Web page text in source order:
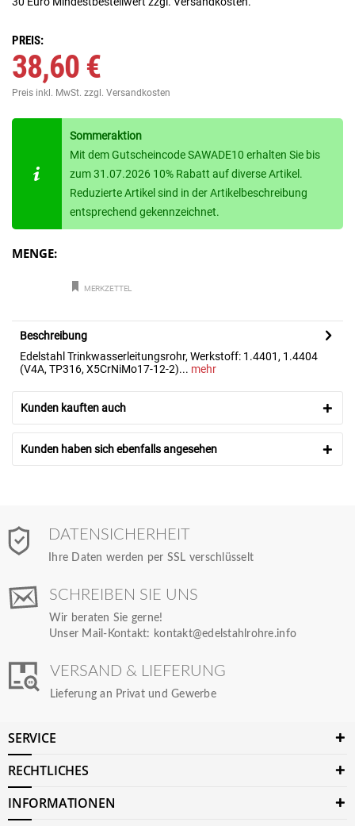
PREIS:
38,60 €
Preis inkl. MwSt. zzgl. Versandkosten
Sommeraktion
Mit dem Gutscheincode SAWADE10 erhalten Sie bis
zum 31.07.2026 10% Rabatt auf diverse Artikel.
Reduzierte Artikel sind in der Artikelbeschreibung
entsprechend gekennzeichnet.
MENGE:
MERKZETTEL
Beschreibung
Edelstahl Trinkwasserleitungsrohr, Werkstoff: 1.4401, 1.4404
(V4A, TP316, X5CrNiMo17-12-2)... mehr
Kunden kauften auch
Kunden haben sich ebenfalls angesehen
DATENSICHERHEIT
Ihre Daten werden per SSL verschlüsselt
SCHREIBEN SIE UNS
Wir beraten Sie gerne!
Unser Mail-Kontakt: kontakt@edelstahlrohre.info
VERSAND & LIEFERUNG
Lieferung an Privat und Gewerbe
SERVICE
RECHTLICHES
INFORMATIONEN